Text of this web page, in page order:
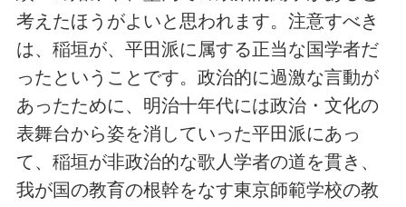
考えたほうがよいと思われます。注意すべき
は、稲垣が、平田派に属する正当な国学者だ
ったということです。政治的に過激な言動が
あったために、明治十年代には政治・文化の
表舞台から姿を消していった平田派にあっ
て、稲垣が非政治的な歌人学者の道を貫き、
我が国の教育の根幹をなす東京師範学校の教